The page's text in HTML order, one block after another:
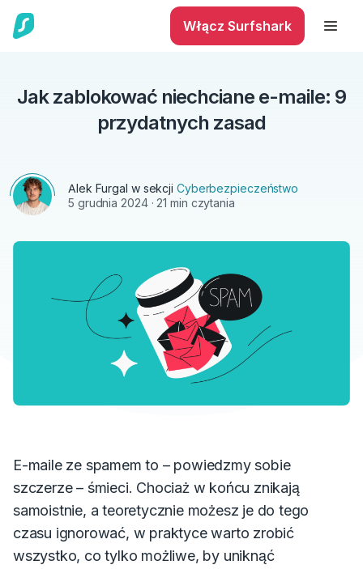
Włącz Surfshark
Jak zablokować niechciane e-maile: 9
przydatnych zasad
Alek Furgal w sekcji Cyberbezpieczeństwo
5 grudnia 2024· 21 min czytania
E-maile ze spamem to – powiedzmy sobie
szczerze – śmieci. Chociaż w końcu znikają
samoistnie, a teoretycznie możesz je do tego
czasu ignorować, w praktyce warto zrobić
wszystko, co tylko możliwe, by uniknąć